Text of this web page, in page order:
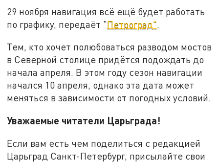
29 ноября навигация всё ещё будет работать
по графику, передаёт "Петроград".
Тем, кто хочет полюбоваться разводом мостов
в Северной столице придётся подождать до
начала апреля. В этом году сезон навигации
начался 10 апреля, однако эта дата может
меняться в зависимости от погодных условий.
Уважаемые читатели Царьграда!
Если вам есть чем поделиться с редакцией
Царьград Санкт-Петербург, присылайте свои